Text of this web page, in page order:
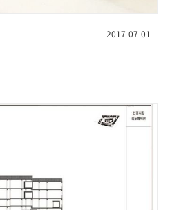
2017-07-01